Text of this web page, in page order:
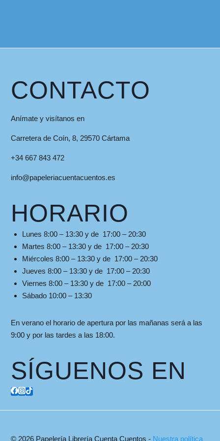
CONTACTO
Anímate y visítanos en
Carretera de Coín, 8, 29570 Cártama
+34 667 843 472
info@papeleriacuentacuentos.es
HORARIO
Lunes 8:00 – 13:30 y de 17:00 – 20:30
Martes 8:00 – 13:30 y de 17:00 – 20:30
Miércoles 8:00 – 13:30 y de 17:00 – 20:30
Jueves 8:00 – 13:30 y de 17:00 – 20:30
Viernes 8:00 – 13:30 y de 17:00 – 20:00
Sábado 10:00 – 13:30
En verano el horario de apertura por las mañanas será a las
9:00 y por las tardes a las 18:00.
SÍGUENOS EN
© 2026 Papelería Librería Cuenta Cuentos - Nuestra política